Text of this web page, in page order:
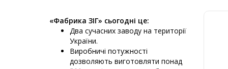
«Фабрика ЗІГ» сьогодні це:
Два сучасних заводу на території
України.
Виробничі потужності
дозволяють виготовляти понад